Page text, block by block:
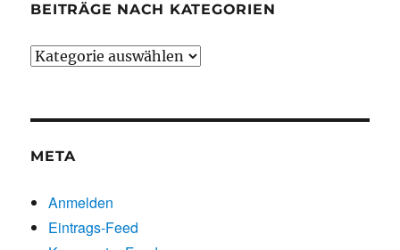
BEITRÄGE NACH KATEGORIEN
Beiträge
META
Anmelden
Eintrags-Feed